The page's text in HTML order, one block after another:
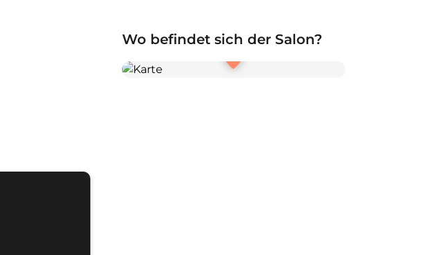
Wo befindet sich der Salon?